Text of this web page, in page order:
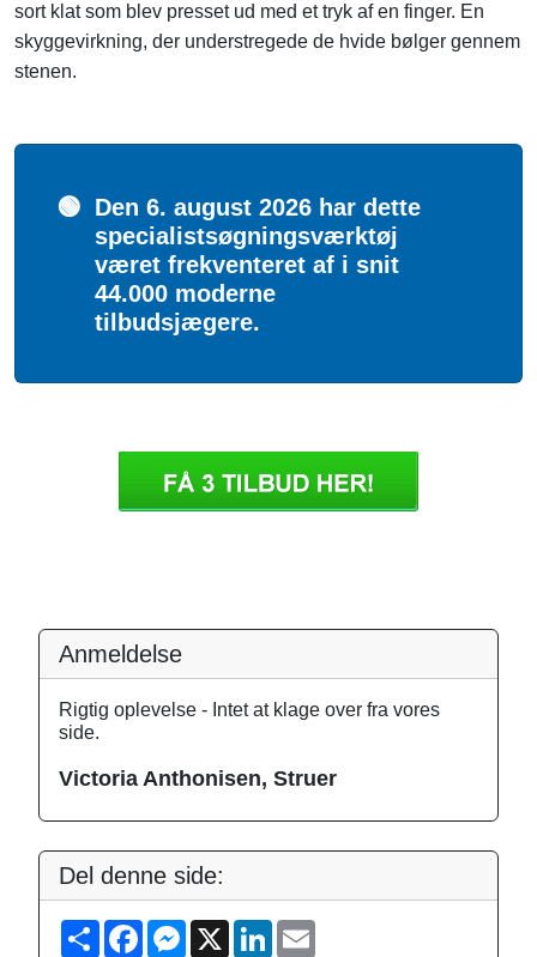
sort klat som blev presset ud med et tryk af en finger. En
skyggevirkning, der understregede de hvide bølger gennem
stenen.
🟢 Den 6. august 2026 har dette
specialistsøgningsværktøj
været frekventeret af i snit
44.000 moderne
tilbudsjægere.
Anmeldelse
Rigtig oplevelse - Intet at klage over fra vores
side.
Victoria Anthonisen, Struer
Del denne side:
S
h
F
M
X
L